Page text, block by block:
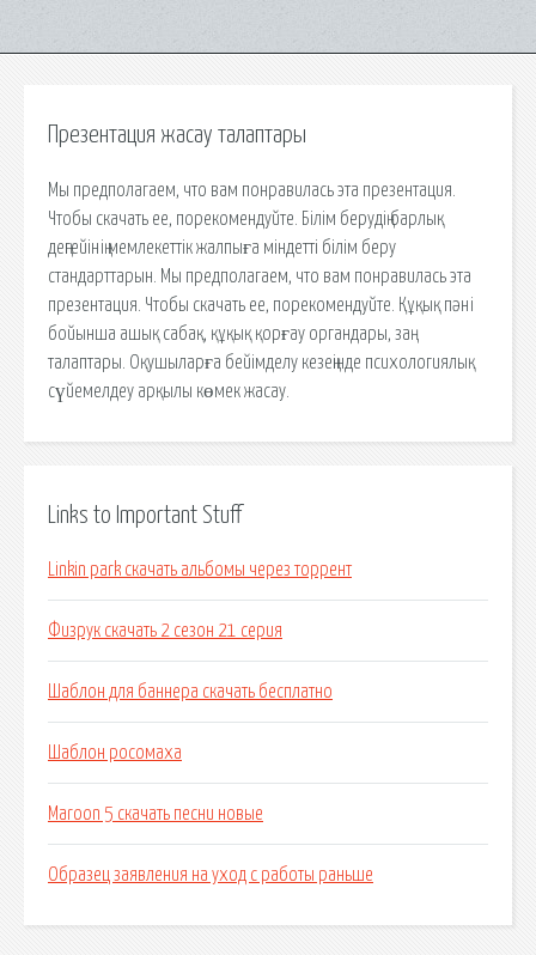
Презентация жасау талаптары
Мы предполагаем, что вам понравилась эта презентация.
Чтобы скачать ее, порекомендуйте. Білім берудің барлық
деңгейінің мемлекеттік жалпыға міндетті білім беру
стандарттарын. Мы предполагаем, что вам понравилась эта
презентация. Чтобы скачать ее, порекомендуйте. Құқық пәні
бойынша ашық сабақ, құқық қорғау органдары, заң
талаптары. Оқушыларға бейімделу кезеңінде психологиялық
сүйемелдеу арқылы көмек жасау.
Links to Important Stuff
Linkin park скачать альбомы через торрент
Физрук скачать 2 сезон 21 серия
Шаблон для баннера скачать бесплатно
Шаблон росомаха
Maroon 5 скачать песни новые
Образец заявления на уход с работы раньше